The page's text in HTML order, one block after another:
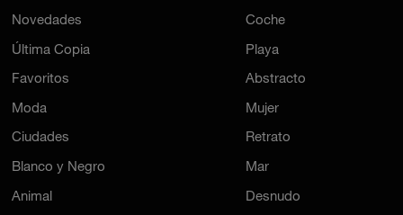
Novedades
Última Copia
Favoritos
Moda
Ciudades
Blanco y Negro
Animal
Coche
Playa
Abstracto
Mujer
Retrato
Mar
Desnudo